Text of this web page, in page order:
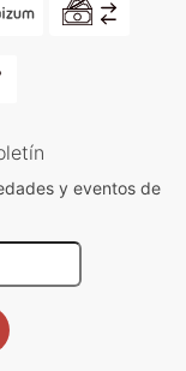
y eventos de